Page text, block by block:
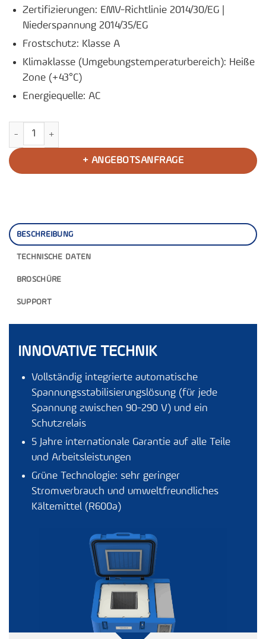
Zertifizierungen: EMV-Richtlinie 2014/30/EG |
Niederspannung 2014/35/EG
Frostschutz: Klasse A
Klimaklasse (Umgebungstemperaturbereich): Heiße
Zone (+43°C)
Energiequelle: AC
Impfstoff Kühlschrank TCW 40R AC Menge
+ ANGEBOTSANFRAGE
BESCHREIBUNG
TECHNISCHE DATEN
BROSCHÜRE
SUPPORT
INNOVATIVE TECHNIK
Vollständig integrierte automatische
Spannungsstabilisierungslösung (für jede
Spannung zwischen 90-290 V) und ein
Schutzrelais
5 Jahre internationale Garantie auf alle Teile
und Arbeitsleistungen
Grüne Technologie: sehr geringer
Stromverbrauch und umweltfreundliches
Kältemittel (R600a)